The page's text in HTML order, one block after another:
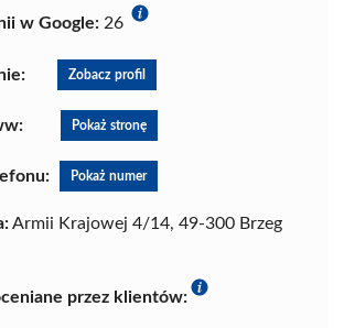
w Google: 26
Zobacz profil
Pokaż stronę
Pokaż numer
Armii Krajowej 4/14, 49-300 Brzeg
przez klientów: